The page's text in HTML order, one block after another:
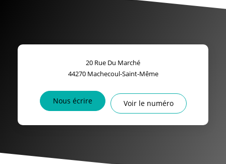
20 Rue Du Marché
44270 Machecoul-Saint-Même
Nous écrire Voir le numéro